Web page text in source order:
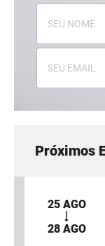
Próximos
25 AGO
28 AGO